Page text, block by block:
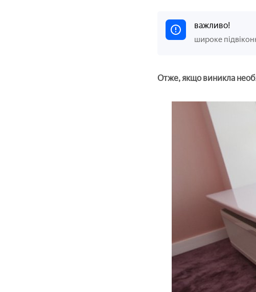
важливо!
широке
Отже, якщо виникла